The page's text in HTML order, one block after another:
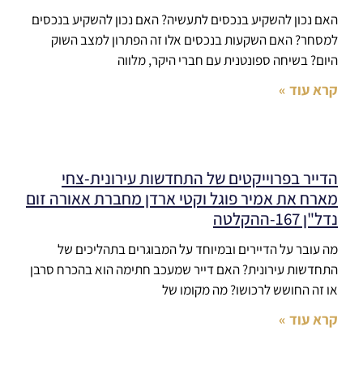
האם נכון להשקיע בנכסים לתעשיה? האם נכון להשקיע בנכסים
למסחר? האם השקעות בנכסים אלו זה הפתרון למצב השוק
היום? בשיחה ספונטנית עם חברי היקר, מלווה
קרא עוד »
הדייר בפרוייקטים של התחדשות עירונית-צחי
מארח את אמיר פוגל וקטי ארדן מחברת אאורה זום
נדל"ן 167-ההקלטה
מה עובר על הדיירים ובמיוחד על המבוגרים בתהליכים של
התחדשות עירונית? האם דייר שמעכב חתימה הוא בהכרח סרבן
או זה החושש לרכושו? מה מקומו של
קרא עוד »